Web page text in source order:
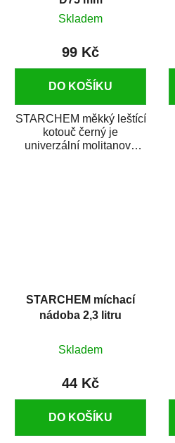
Skladem
99 Kč
DO KOŠÍKU
STARCHEM měkký leštící
kotouč černý je
univerzální molitanový
STARCHEM míchací
nádoba 2,3 litru
Skladem
44 Kč
DO KOŠÍKU